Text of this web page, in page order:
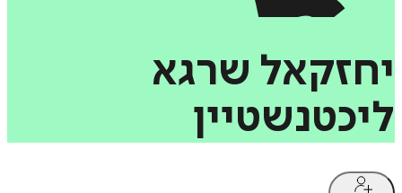
יחזקאל שרגא
ליכטנשטיין